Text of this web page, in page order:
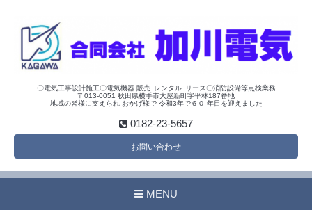
〇電気工事設計施工〇電気機器 販売･レンタル･リース〇消防設備等点検業務
〒013-0051 秋田県横手市大屋新町字平林187番地
地域の皆様に支えられ おかげ様で 令和3年で６０ 年目を迎えました
0182-23-5657
お問い合わせ
MENU